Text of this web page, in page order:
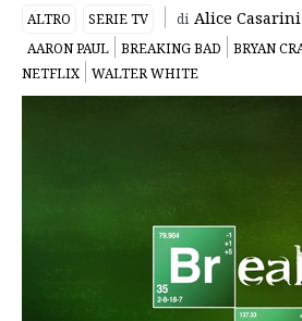
ALTRO SERIE TV di Alice Casarini
AARON PAUL BREAKING BAD BRYAN
NETFLIX
WALTER WHITE